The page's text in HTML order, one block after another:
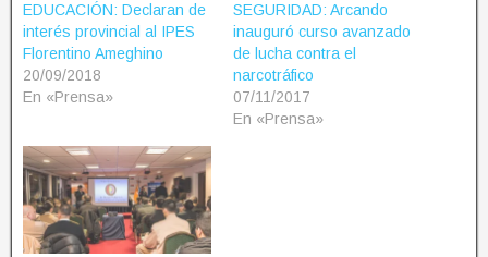
EDUCACIÓN: Declaran de
interés provincial al IPES
Florentino Ameghino
20/09/2018
En «Prensa»
SEGURIDAD: Arcando
inauguró curso avanzado
de lucha contra el
narcotráfico
07/11/2017
En «Prensa»